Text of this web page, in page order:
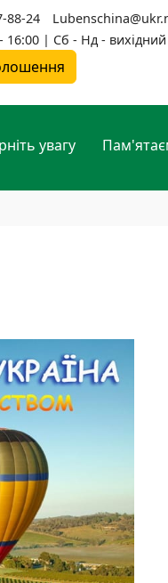
88-24
16:00 | Сб - Нд - вихідний
увагу